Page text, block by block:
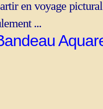
en voyage
...